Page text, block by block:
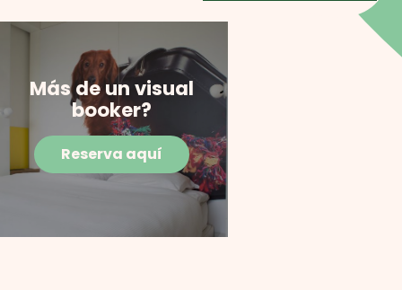
Más de un visual
booker?
Reserva aquí